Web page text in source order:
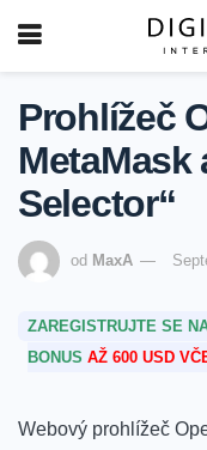
Prohlížeč
MetaMask
Selector“
od MaxA
ZAREGISTRUJTE SE
BONUS AŽ 600 USD
Webový prohlížeč